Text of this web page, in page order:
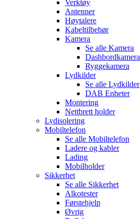
Verktøy
Antenner
Høytalere
Kabeltilbehør
Kamera
Se alle Kamera
Dashbordkamera
Ryggekamera
Lydkilder
Se alle Lydkilder
DAB Enheter
Montering
Nettbrett holder
Lydisolering
Mobiltelefon
Se alle Mobiltelefon
Ladere og kabler
Lading
Mobilholder
Sikkerhet
Se alle Sikkerhet
Alkotester
Førstehjelp
Øvrig